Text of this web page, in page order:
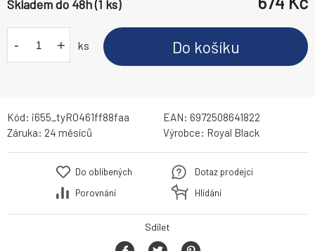
Skladem do 48h (1 ks)
- + ks Do košíku
Kód: i655_tyRO461ff88faa EAN: 6972508641822
Záruka: 24 měsíců Výrobce: Royal Black
Do oblíbených
Porovnání
Dotaz prodejci
Hlídání
Sdílet